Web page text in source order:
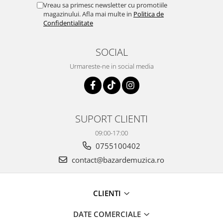
Vreau sa primesc newsletter cu promotiile
magazinului. Afla mai multe in Politica de
Confidentialitate
SOCIAL
Urmareste-ne in social media
SUPORT CLIENTI
09:00-17:00
0755100402
contact@bazardemuzica.ro
CLIENTI
DATE COMERCIALE